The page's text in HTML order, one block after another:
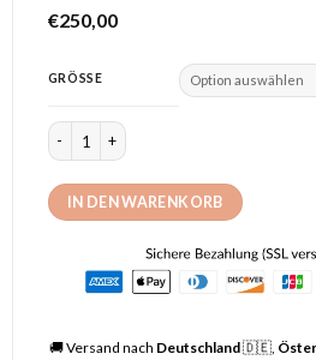
€250,00
GRÖSSE
Bohemian Style Kurzes Brautkleid Victoire
IN DEN WARENKORB
🚚Versand nach Deutschland🇩🇪,